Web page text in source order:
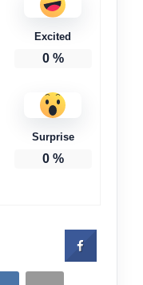
Excited
0%
Surprise
0%